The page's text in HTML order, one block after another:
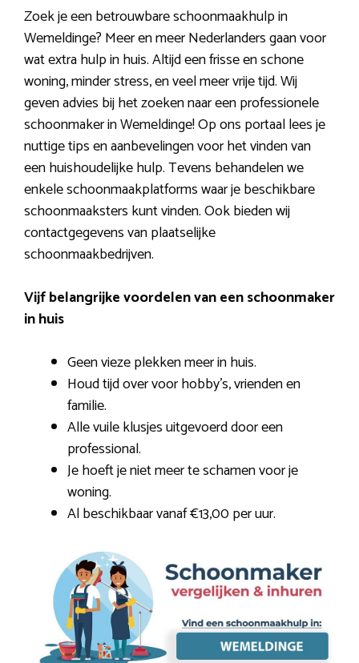
Zoek je een betrouwbare schoonmaakhulp in
Wemeldinge? Meer en meer Nederlanders gaan voor
wat extra hulp in huis. Altijd een frisse en schone
woning, minder stress, en veel meer vrije tijd. Wij
geven advies bij het zoeken naar een professionele
schoonmaker in Wemeldinge! Op ons portaal lees je
nuttige tips en aanbevelingen voor het vinden van
een huishoudelijke hulp. Tevens behandelen we
enkele schoonmaakplatforms waar je beschikbare
schoonmaaksters kunt vinden. Ook bieden wij
contactgegevens van plaatselijke
schoonmaakbedrijven.
Vijf belangrijke voordelen van een schoonmaker
in huis
Geen vieze plekken meer in huis.
Houd tijd over voor hobby’s, vrienden en
familie.
Alle vuile klusjes uitgevoerd door een
professional.
Je hoeft je niet meer te schamen voor je
woning.
Al beschikbaar vanaf €13,00 per uur.